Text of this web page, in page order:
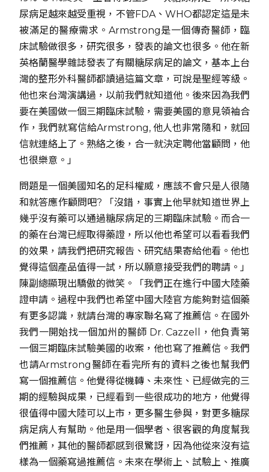
尿病足越來越受重視，不管FDA、WHO都認定這是未
被滿足的醫療需求。Armstrong是一個傳奇醫師，臨
床試驗做很多，研究很多，發表的論文也很多。他在新
英格蘭醫學雜誌發表了有關糖尿病足的論文，基本上台
灣的整形外科醫師都讀過這篇文章，可說是聖經等級。
他也來台灣演講過，以前我們就知道他。後來因為我們
要在美國做一個三期臨床試驗，需要美國的意見領袖合
作，我們就寫信給Armstrong, 他人也非常隨和，就回
信就連絡上了。熟絡之後，合一就決定聘他當顧問，他
也很樂意。」
問題是一個美國知名的足科權威，應該不會只是人很隨
和就答應作顧問吧? 「沒錯，事實上他早就知道世界上
幾乎沒有藥可以通過糖尿病足的三期臨床試驗。而合一
的藥在台灣已經取得藥證，所以他也希望可以看看我們
的效果，請我們把研究報告、研究結果寄給他看。他也
覺得這個產品值得一試，所以願意接受我們的聘請。」
陳副總顯現出驕傲的微笑。「我們正在進行中國大陸藥
證申請。過程中我們也希望中國大陸官方能夠對這個藥
有更多認識，就請台灣的專家聯名寫了推薦信。在國外
我們一開始找一個加州的醫師 Dr. Cazzell，他負責第
一個三期臨床試驗美國的收案，他也寫了推薦信。我們
也請Armstrong醫師在看完所有的資料之後也幫我們
寫一個推薦信。他覺得從機轉、未來性、已經做完的三
期的經驗與成果，已經看到一些很成功的地方，他覺得
很值得中國大陸可以上市，更多醫生參與，對更多糖尿
病足病人有幫助。他是用一個學者、很客觀的角度幫我
們推薦，其他的醫師都感到很驚訝，因為他從來沒有這
樣為一個藥寫過推薦信。未來在學術上、試驗上、推廣